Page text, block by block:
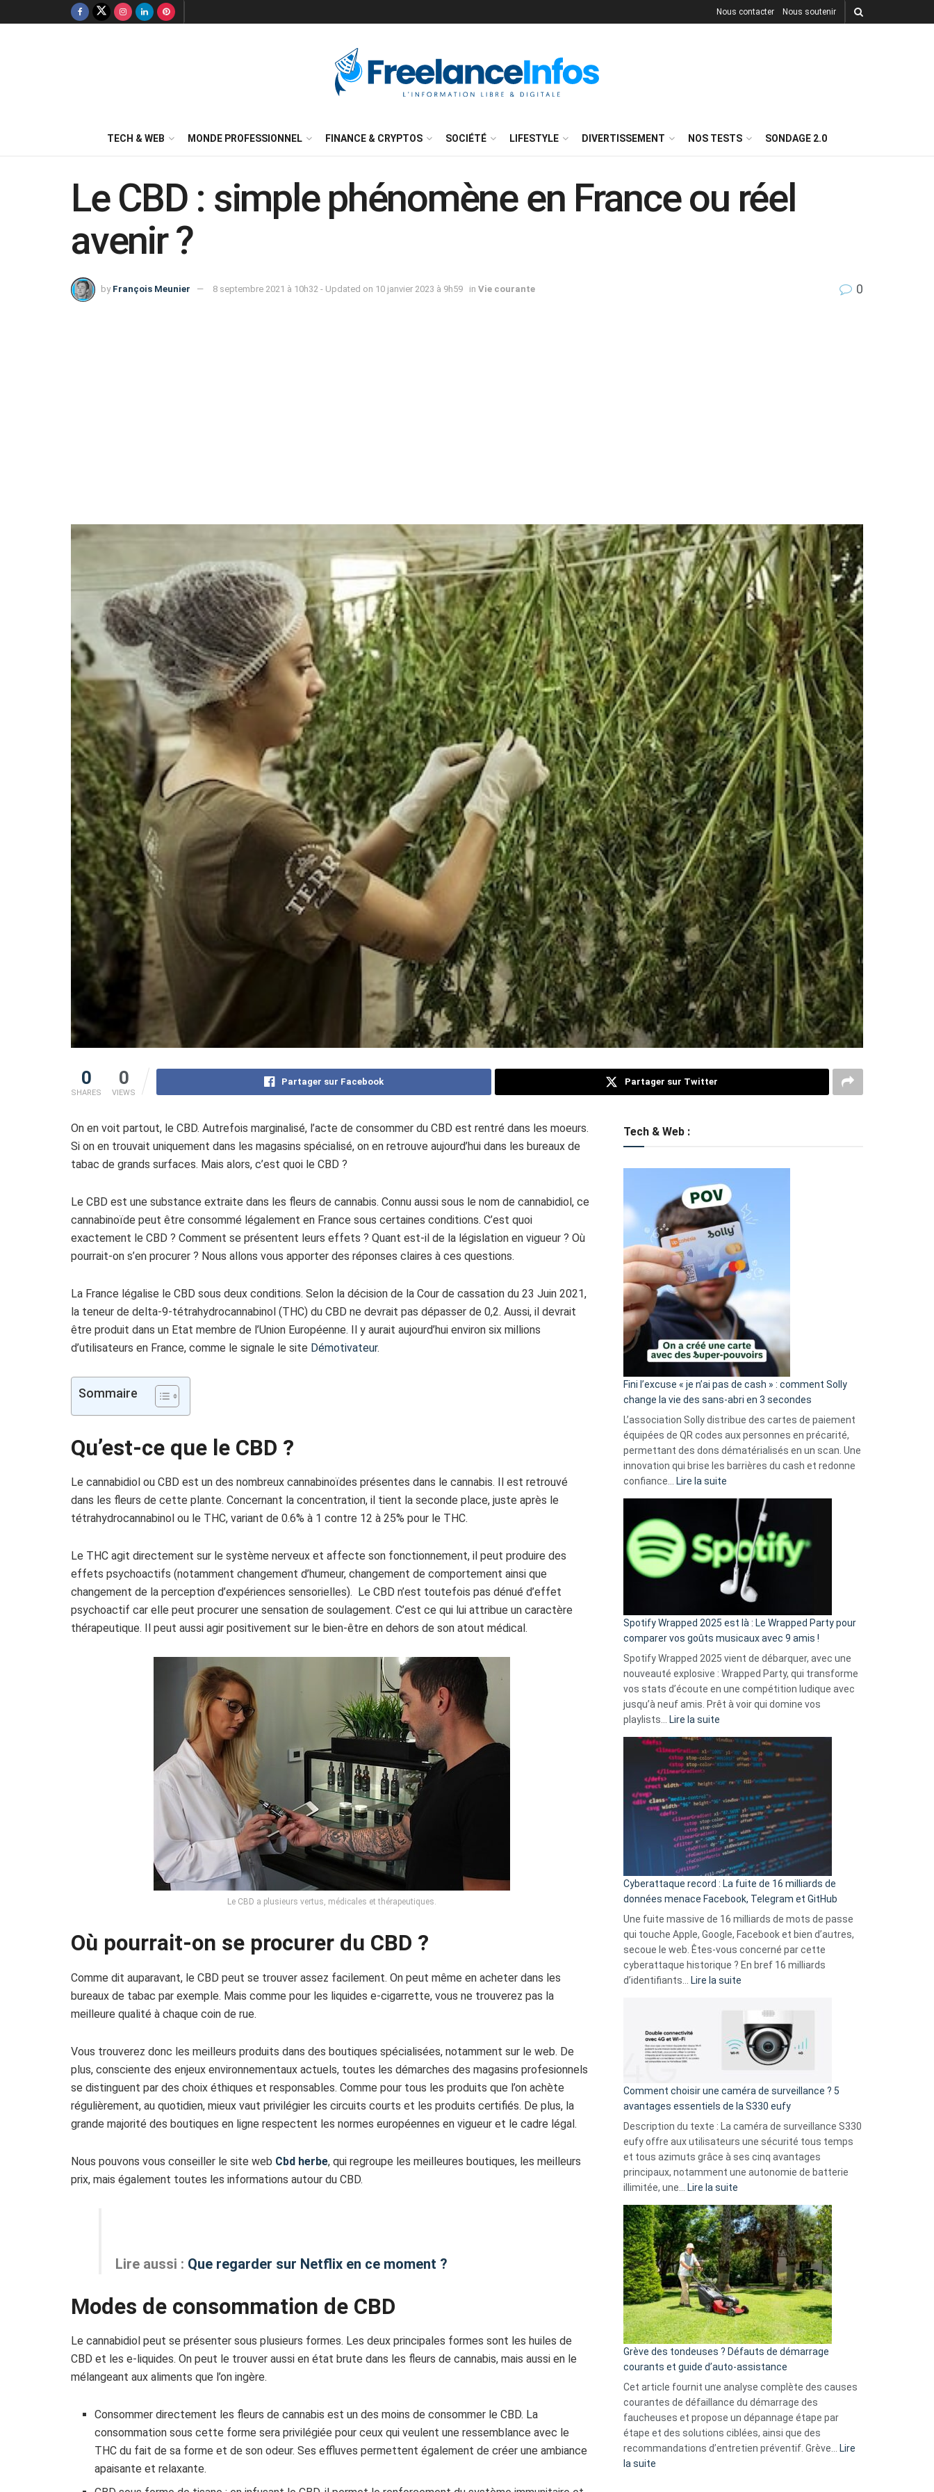
Nous contacter Nous soutenir
TECH & WEB MONDE PROFESSIONNEL FINANCE & CRYPTOS SOCIÉTÉ LIFESTYLE DIVERTISSEMENT NOS TESTS SONDAGE 2.0
Le CBD : simple phénomène en France ou réel
avenir ?
by François Meunier 8 septembre 2021 à 10h32 - Updated on 10 janvier 2023 à 9h59 in Vie courante 0
0
SHARES
0
VIEWS
Partager sur Facebook Partager sur Twitter
On en voit partout, le CBD. Autrefois marginalisé, l’acte de consommer du CBD est rentré dans les moeurs.
Si on en trouvait uniquement dans les magasins spécialisé, on en retrouve aujourd’hui dans les bureaux de
tabac de grands surfaces. Mais alors, c’est quoi le CBD ?
Le CBD est une substance extraite dans les fleurs de cannabis. Connu aussi sous le nom de cannabidiol, ce
cannabinoïde peut être consommé légalement en France sous certaines conditions. C’est quoi
exactement le CBD ? Comment se présentent leurs effets ? Quant est-il de la législation en vigueur ? Où
pourrait-on s’en procurer ? Nous allons vous apporter des réponses claires à ces questions.
La France légalise le CBD sous deux conditions. Selon la décision de la Cour de cassation du 23 Juin 2021,
la teneur de delta-9-tétrahydrocannabinol (THC) du CBD ne devrait pas dépasser de 0,2. Aussi, il devrait
être produit dans un Etat membre de l’Union Européenne. Il y aurait aujourd’hui environ six millions
d’utilisateurs en France, comme le signale le site Démotivateur.
Sommaire
Qu’est-ce que le CBD ?
Le cannabidiol ou CBD est un des nombreux cannabinoïdes présentes dans le cannabis. Il est retrouvé
dans les fleurs de cette plante. Concernant la concentration, il tient la seconde place, juste après le
tétrahydrocannabinol ou le THC, variant de 0.6% à 1 contre 12 à 25% pour le THC.
Le THC agit directement sur le système nerveux et affecte son fonctionnement, il peut produire des
effets psychoactifs (notamment changement d’humeur, changement de comportement ainsi que
changement de la perception d’expériences sensorielles). Le CBD n’est toutefois pas dénué d’effet
psychoactif car elle peut procurer une sensation de soulagement. C’est ce qui lui attribue un caractère
thérapeutique. Il peut aussi agir positivement sur le bien-être en dehors de son atout médical.
Le CBD a plusieurs vertus, médicales et thérapeutiques.
Où pourrait-on se procurer du CBD ?
Comme dit auparavant, le CBD peut se trouver assez facilement. On peut même en acheter dans les
bureaux de tabac par exemple. Mais comme pour les liquides e-cigarrette, vous ne trouverez pas la
meilleure qualité à chaque coin de rue.
Vous trouverez donc les meilleurs produits dans des boutiques spécialisées, notamment sur le web. De
plus, consciente des enjeux environnementaux actuels, toutes les démarches des magasins profesionnels
se distinguent par des choix éthiques et responsables. Comme pour tous les produits que l’on achète
régulièrement, au quotidien, mieux vaut privilégier les circuits courts et les produits certifiés. De plus, la
grande majorité des boutiques en ligne respectent les normes européennes en vigueur et le cadre légal.
Nous pouvons vous conseiller le site web Cbd herbe, qui regroupe les meilleures boutiques, les meilleurs
prix, mais également toutes les informations autour du CBD.
Lire aussi : Que regarder sur Netflix en ce moment ?
Modes de consommation de CBD
Le cannabidiol peut se présenter sous plusieurs formes. Les deux principales formes sont les huiles de
CBD et les e-liquides. On peut le trouver aussi en état brute dans les fleurs de cannabis, mais aussi en le
mélangeant aux aliments que l’on ingère.
Consommer directement les fleurs de cannabis est un des moins de consommer le CBD. La
consommation sous cette forme sera privilégiée pour ceux qui veulent une ressemblance avec le
THC du fait de sa forme et de son odeur. Ses effluves permettent également de créer une ambiance
apaisante et relaxante.
Tech & Web :
Fini l’excuse « je n’ai pas de cash » : comment Solly
change la vie des sans-abri en 3 secondes
L’association Solly distribue des cartes de paiement
équipées de QR codes aux personnes en précarité,
permettant des dons dématérialisés en un scan. Une
innovation qui brise les barrières du cash et redonne
confiance… Lire la suite
l’excuse
je
n’ai
pas
de
cash
»
Solly
change
la
vie
sans-
abri
en
3
secondes
Spotify Wrapped 2025 est là : Le Wrapped Party pour
comparer vos goûts musicaux avec 9 amis !
Spotify Wrapped 2025 vient de débarquer, avec une
nouveauté explosive : Wrapped Party, qui transforme
vos stats d’écoute en une compétition ludique avec
jusqu’à neuf amis. Prêt à voir qui domine vos
playlists… Lire la suite
Wrapped
2025
est
:
Le
Wrapped
Party
pour
comparer
vos
goûts
musicaux
avec
9
amis
Cyberattaque record : La fuite de 16 milliards de
données menace Facebook, Telegram et GitHub
Une fuite massive de 16 milliards de mots de passe
qui touche Apple, Google, Facebook et bien d’autres,
secoue le web. Êtes-vous concerné par cette
cyberattaque historique ? En bref 16 milliards
d’identifiants… Lire la suite
record
La
fuite
16
milliards
données
menace
Facebook,
Telegram
GitHub
Comment choisir une caméra de surveillance ? 5
avantages essentiels de la S330 eufy
Description du texte : La caméra de surveillance S330
eufy offre aux utilisateurs une sécurité tous temps
et tous azimuts grâce à ses cinq avantages
principaux, notamment une autonomie de batterie
illimitée, une… Lire la suite
choisir
une
caméra
de
surveillance
?
5
avantages
essentiels
de
la
S330
eufy
Grève des tondeuses ? Défauts de démarrage
courants et guide d’auto-assistance
Cet article fournit une analyse complète des causes
courantes de défaillance du démarrage des
faucheuses et propose un dépannage étape par
étape et des solutions ciblées, ainsi que des
recommandations d’entretien préventif. Grève… Lire
la suite